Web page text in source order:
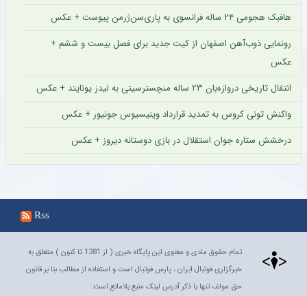
هافبک هجومی ۲۴ ساله فرانسوی به پاری‌سن‌ژرمن پیوست + عکس
رونمایی ذوب‌آهن اصفهان از کیت جدید برای فصل بیست و ششم +
عکس
انتقال تاریخی دروازه‌بان ۲۳ ساله منچسترسیتی به لیدز یونایتد + عکس
واکنش تونی کروس به تمدید قرارداد وینیسیوس جونیور + عکس
درخشش ستاره جوان استقلال در بازی دوستانه دیروز + عکس
Rss
تمام حقوق مادی و معنوی این پایگاه خبری ( از 1381 تا کنون ) متعلق به
خبرگزاری فوتبال ایران ، پارس فوتبال است و استفاده از مطالب بنا بر قانون
حق مولف تنها با ذکر آدرس لینک منبع بلامانع است.